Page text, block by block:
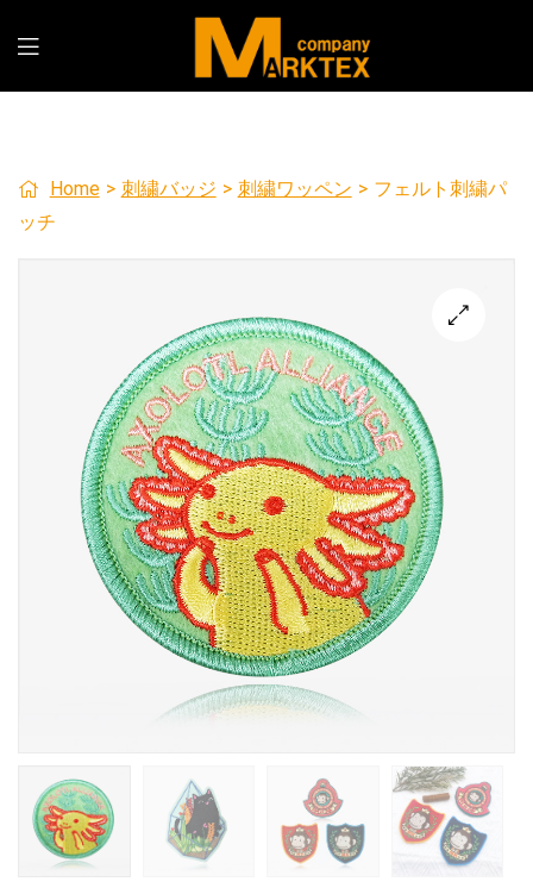
Home > 刺繍バッジ > 刺繍ワッペン > フェルト刺繍パ
ッチ